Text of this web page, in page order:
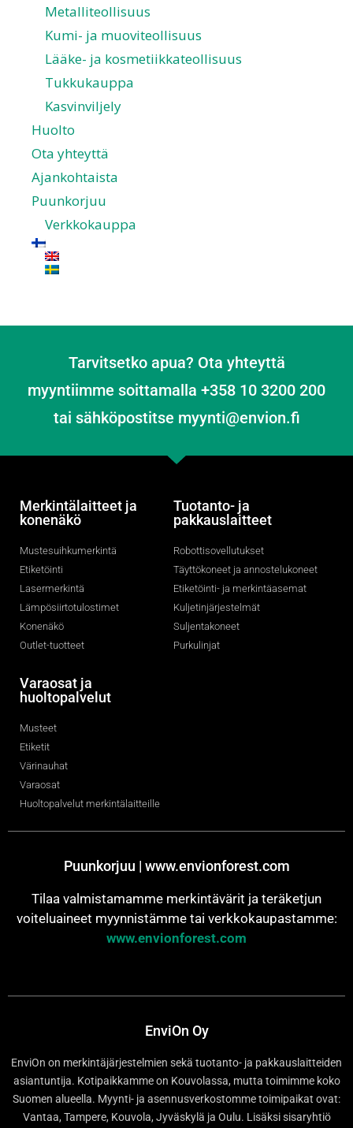
Metalliteollisuus
Kumi- ja muoviteollisuus
Lääke- ja kosmetiikkateollisuus
Tukkukauppa
Kasvinviljely
Huolto
Ota yhteyttä
Ajankohtaista
Puunkorjuu
Verkkokauppa
Tarvitsetko apua? Ota yhteyttä
myyntiimme soittamalla +358 10 3200 200
tai sähköpostitse myynti@envion.fi
Merkintälaitteet ja
konenäkö
Mustesuihkumerkintä
Etiketöinti
Lasermerkintä
Lämpösiirtotulostimet
Konenäkö
Outlet-tuotteet
Tuotanto- ja
pakkauslaitteet
Robottisovellutukset
Täyttökoneet ja annostelukoneet
Etiketöinti- ja merkintäasemat
Kuljetinjärjestelmät
Suljentakoneet
Purkulinjat
Varaosat ja
huoltopalvelut
Musteet
Etiketit
Värinauhat
Varaosat
Huoltopalvelut merkintälaitteille
Puunkorjuu | www.envionforest.com
Tilaa valmistamamme merkintävärit ja teräketjun
voiteluaineet myynnistämme tai verkkokaupastamme:
www.envionforest.com
EnviOn Oy
EnviOn on merkintäjärjestelmien sekä tuotanto- ja pakkauslaitteiden
asiantuntija. Kotipaikkamme on Kouvolassa, mutta toimimme koko
Suomen alueella. Myynti- ja asennusverkostomme toimipaikat ovat:
Vantaa, Tampere, Kouvola, Jyväskylä ja Oulu. Lisäksi sisaryhtiö